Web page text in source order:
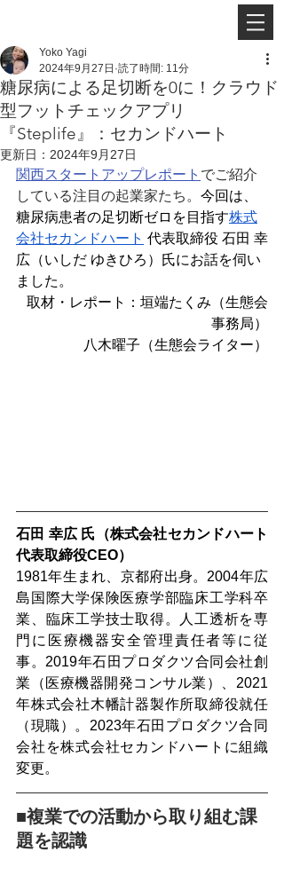
糖尿病による足切断を0に！クラウド
型フットチェックアプリ
『Steplife』：セカンドハート
Yoko Yagi
2024年9月27日 読了時間: 11分
更新日： 2024年9月27日
関西スタートアップレポート でご紹介
している注目の起業家たち。 今回は、
糖尿病患者の足切断ゼロを目指す株式
会社セカンドハート 代表取締役 石田 幸
広（いしだ ゆきひろ）氏にお話を伺い
ました。
取材・レポート：垣端たくみ（生態会
事務局）
八木曜子（生態会ライター）
石田 幸広 氏（株式会社セカンドハート
代表取締役CEO）
1981年生まれ、京都府出身。2004年広
島国際大学保険医療学部臨床工学科卒
業、臨床工学技士取得。人工透析を専
門に医療機器安全管理責任者等に従
事。2019年石田プロダクツ合同会社創
業（医療機器開発コンサル業）、2021
年株式会社木幡計器製作所取締役就任
（現職）。2023年石田プロダクツ合同
会社を株式会社セカンドハートに組織
変更。
■複業での活動から取り組む課
題を認識